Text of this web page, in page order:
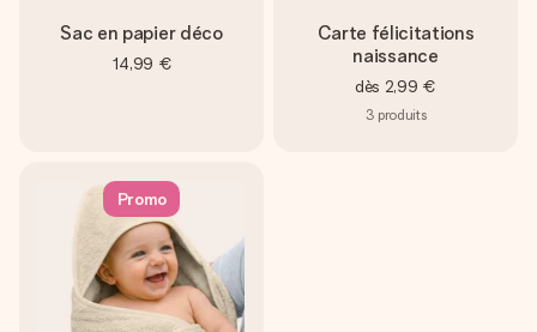
Sac en papier déco
14,99 €
Carte félicitations
naissance
dès 2,99 €
3 produits
Promo